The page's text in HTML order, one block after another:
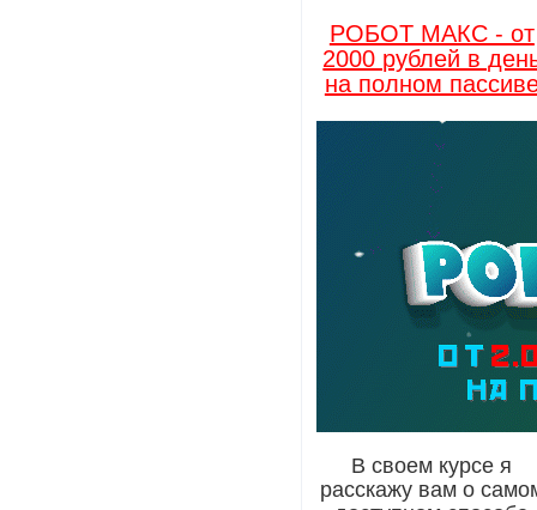
РОБОТ МАКС - от
2000 рублей в
на полном
В своем курсе я
расскажу вам о